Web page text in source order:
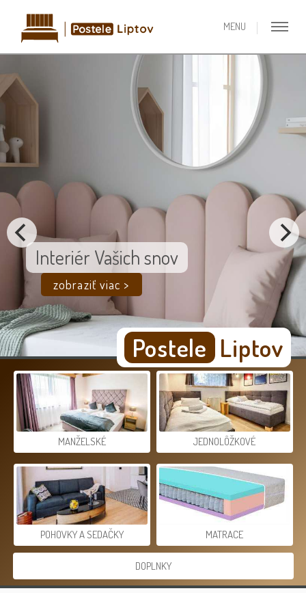
Interiér Vašich snov
zobraziť viac >
Postele Liptov
MANŽELSKÉ JEDNOLÔŽKOVÉ
POHOVKY A SEDAČKY MATRACE
DOPLNKY